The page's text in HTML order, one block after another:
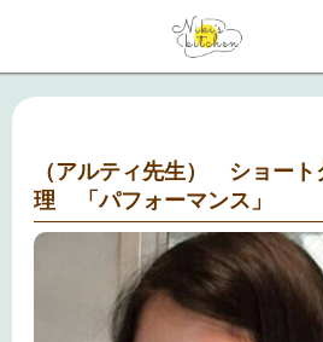
（アルティ先生） ショート
理 「パフォーマンス」